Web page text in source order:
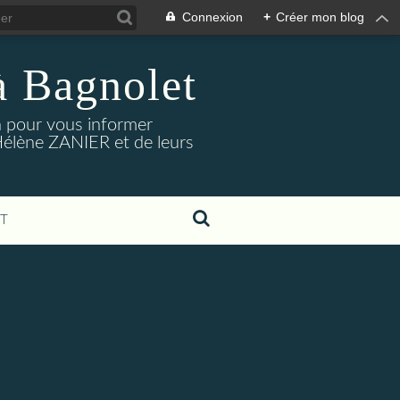
Connexion + Créer mon blog
Bagnolet
pour vous informer
ZANIER et de leurs